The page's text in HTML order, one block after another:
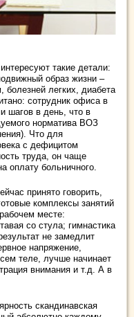
такие детали:
образ жизни –
легких, диабета
сотрудник офиса в
шагов в день, что в
норматива ВОЗ
Что для
с дефицитом
труда, он чаще
оплату больничного.
принято говорить,
комплексы занятий
месте:
со стула; гимнастика
не замедлит
напряжение,
теле, лучше начинает
внимания и т.д. А в
скандинавская